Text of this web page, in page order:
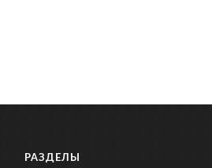
РАЗДЕЛЫ